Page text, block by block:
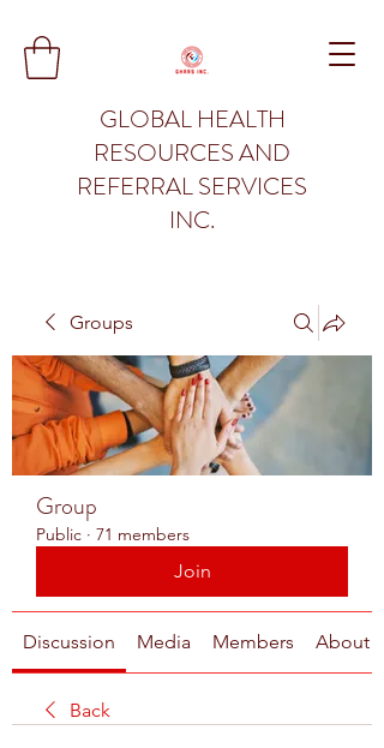
GLOBAL HEALTH
RESOURCES AND
REFERRAL SERVICES
INC.
Groups
Group
Public · 71 members
Join
Discussion Media Members About
Back